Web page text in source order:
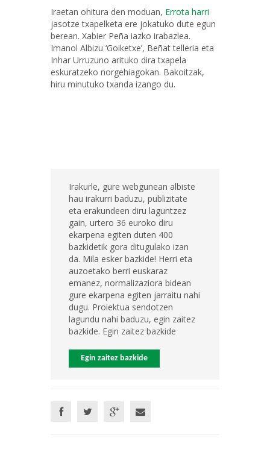
Iraetan ohitura den moduan, Errota harri
jasotze txapelketa ere jokatuko dute egun
berean. Xabier Peña iazko irabazlea.
Imanol Albizu ‘Goiketxe’, Beñat telleria eta
Inhar Urruzuno arituko dira txapela
eskuratzeko norgehiagokan. Bakoitzak,
hiru minutuko txanda izango du.
Irakurle, gure webgunean albiste
hau irakurri baduzu, publizitate
eta erakundeen diru laguntzez
gain, urtero 36 euroko diru
ekarpena egiten duten 400
bazkidetik gora ditugulako izan
da. Mila esker bazkide! Herri eta
auzoetako berri euskaraz
emanez, normalizaziora bidean
gure ekarpena egiten jarraitu nahi
dugu. Proiektua sendotzen
lagundu nahi baduzu, egin zaitez
bazkide. Egin zaitez bazkide
Egin zaitez bazkide